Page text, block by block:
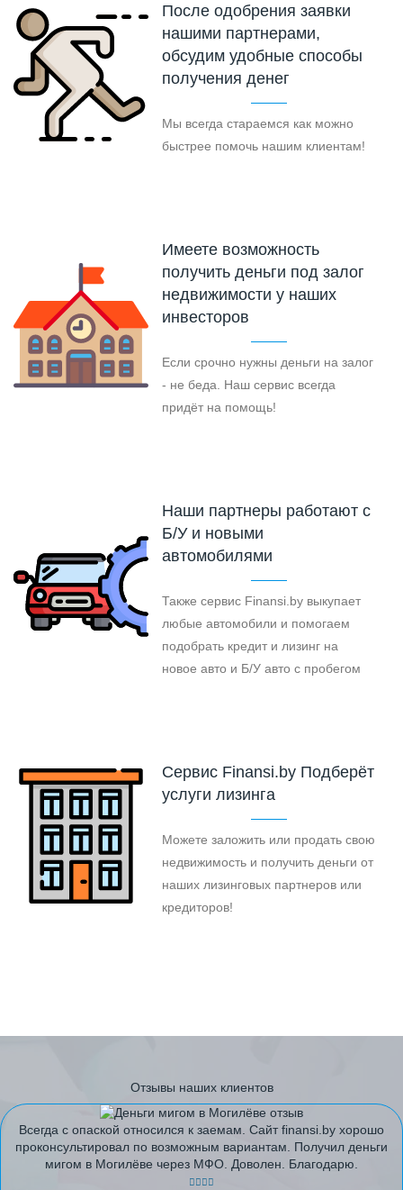
После одобрения заявки
нашими партнерами,
обсудим удобные способы
получения денег
Мы всегда стараемся как можно
быстрее помочь нашим клиентам!
Имеете возможность
получить деньги под залог
недвижимости у наших
инвесторов
Если срочно нужны деньги на залог
- не беда. Наш сервис всегда
придёт на помощь!
Наши партнеры работают с
Б/У и новыми
автомобилями
Также сервис Finansi.by выкупает
любые автомобили и помогаем
подобрать кредит и лизинг на
новое авто и Б/У авто с пробегом
Cервис Finansi.by Подберёт
услуги лизинга
Можете заложить или продать свою
недвижимость и получить деньги от
наших лизинговых партнеров или
кредиторов!
Отзывы наших клиентов
Всегда с опаской относился к заемам. Сайт finansi.by хорошо
проконсультировал по возможным вариантам. Получил деньги
мигом в Могилёве через МФО. Доволен. Благодарю.